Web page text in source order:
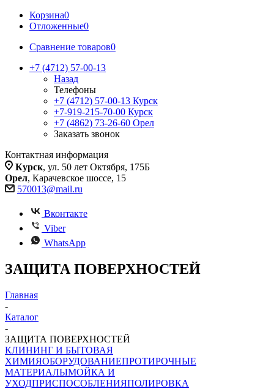
Корзина0
Отложенные0
Сравнение товаров0
+7 (4712) 57-00-13
Назад
Телефоны
+7 (4712) 57-00-13 Курск
+7-919-215-70-00 Курск
+7 (4862) 73-26-60 Орел
Заказать звонок
Контактная информация
Курск, ул. 50 лет Октября, 175Б
Орел, Карачевское шоссе, 15
570013@mail.ru
Вконтакте
Viber
WhatsApp
ЗАЩИТА ПОВЕРХНОСТЕЙ
Главная
-
Каталог
-
ЗАЩИТА ПОВЕРХНОСТЕЙ
КЛИНИНГ И БЫТОВАЯ
ХИМИЯОБОРУДОВАНИЕПРОТИРОЧНЫЕ
МАТЕРИАЛЫМОЙКА И
УХОДПРИСПОСОБЛЕНИЯПОЛИРОВКА